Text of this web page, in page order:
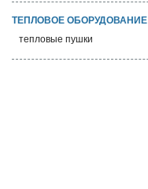
ТЕПЛОВОЕ ОБОРУДОВАНИЕ
тепловые пушки